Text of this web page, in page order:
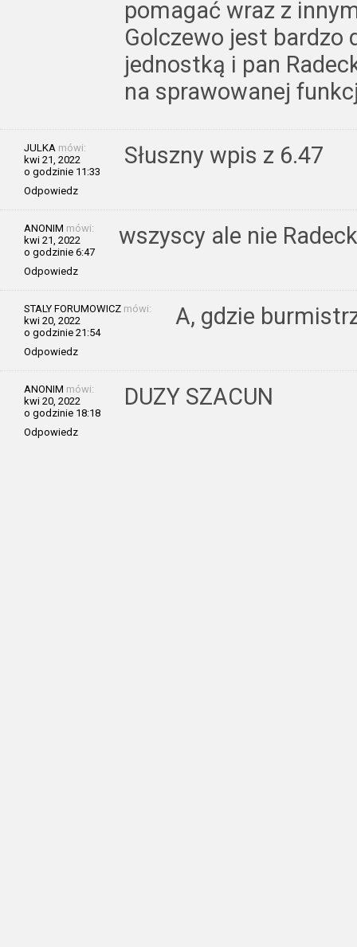
pomagać wraz z
Golczewo jest bardzo
jednostką i pan
na sprawowanej
JULKA mówi:
kwi 21, 2022
o godzinie 11:33
Odpowiedz
Słuszny wpis z 6.47
ANONIM mówi:
kwi 21, 2022
o godzinie 6:47
Odpowiedz
wszyscy ale nie
STALY FORUMOWICZ mówi:
kwi 20, 2022
o godzinie 21:54
Odpowiedz
A, gdzie
ANONIM mówi:
kwi 20, 2022
o godzinie 18:18
Odpowiedz
DUZY SZACUN